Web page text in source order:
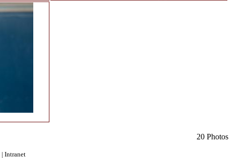
20 Photos
| Intranet